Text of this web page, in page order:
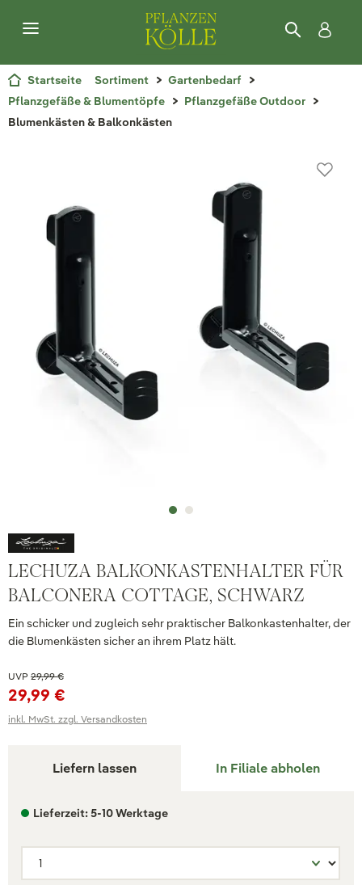
Startseite Sortiment
Gartenbedarf
Pflanzgefäße & Blumentöpfe
Pflanzgefäße Outdoor
Blumenkästen & Balkonkästen
LECHUZA BALKONKASTENHALTER FÜR
BALCONERA COTTAGE, SCHWARZ
Ein schicker und zugleich sehr praktischer Balkonkastenhalter, der
die Blumenkästen sicher an ihrem Platz hält.
29,99 €
UVP 29,99 €
inkl. MwSt. zzgl. Versandkosten
Liefern lassen In Filiale abholen
Lieferzeit: 5-10 Werktage